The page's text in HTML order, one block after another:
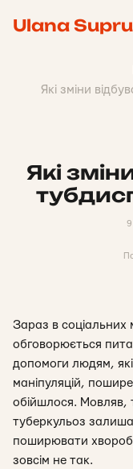
Ulana
Які зміни
Які
9
Зараз в соціальних
обговорюється
допомоги людям,
маніпуляцій,
обійшлося. Мовляв,
туберкульоз
поширювати
зовсім не так.